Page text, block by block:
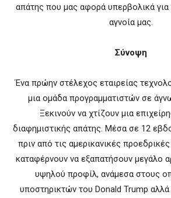
απάτης που μας αφορά υπερβολικά για
αγνοία μας.
Σύνοψη
Ένα πρώην στέλεχος εταιρείας
μια ομάδα προγραμματιστών σε
Ξεκινούν να χτίζουν μια
διαφημιστικής απάτης. Μέσα σε 12
πριν από τις αμερικανικές
καταφέρνουν να εξαπατήσουν μεγάλο
υψηλού προφίλ, ανάμεσα στους
υποστηρικτών του Donald Trump αλλά